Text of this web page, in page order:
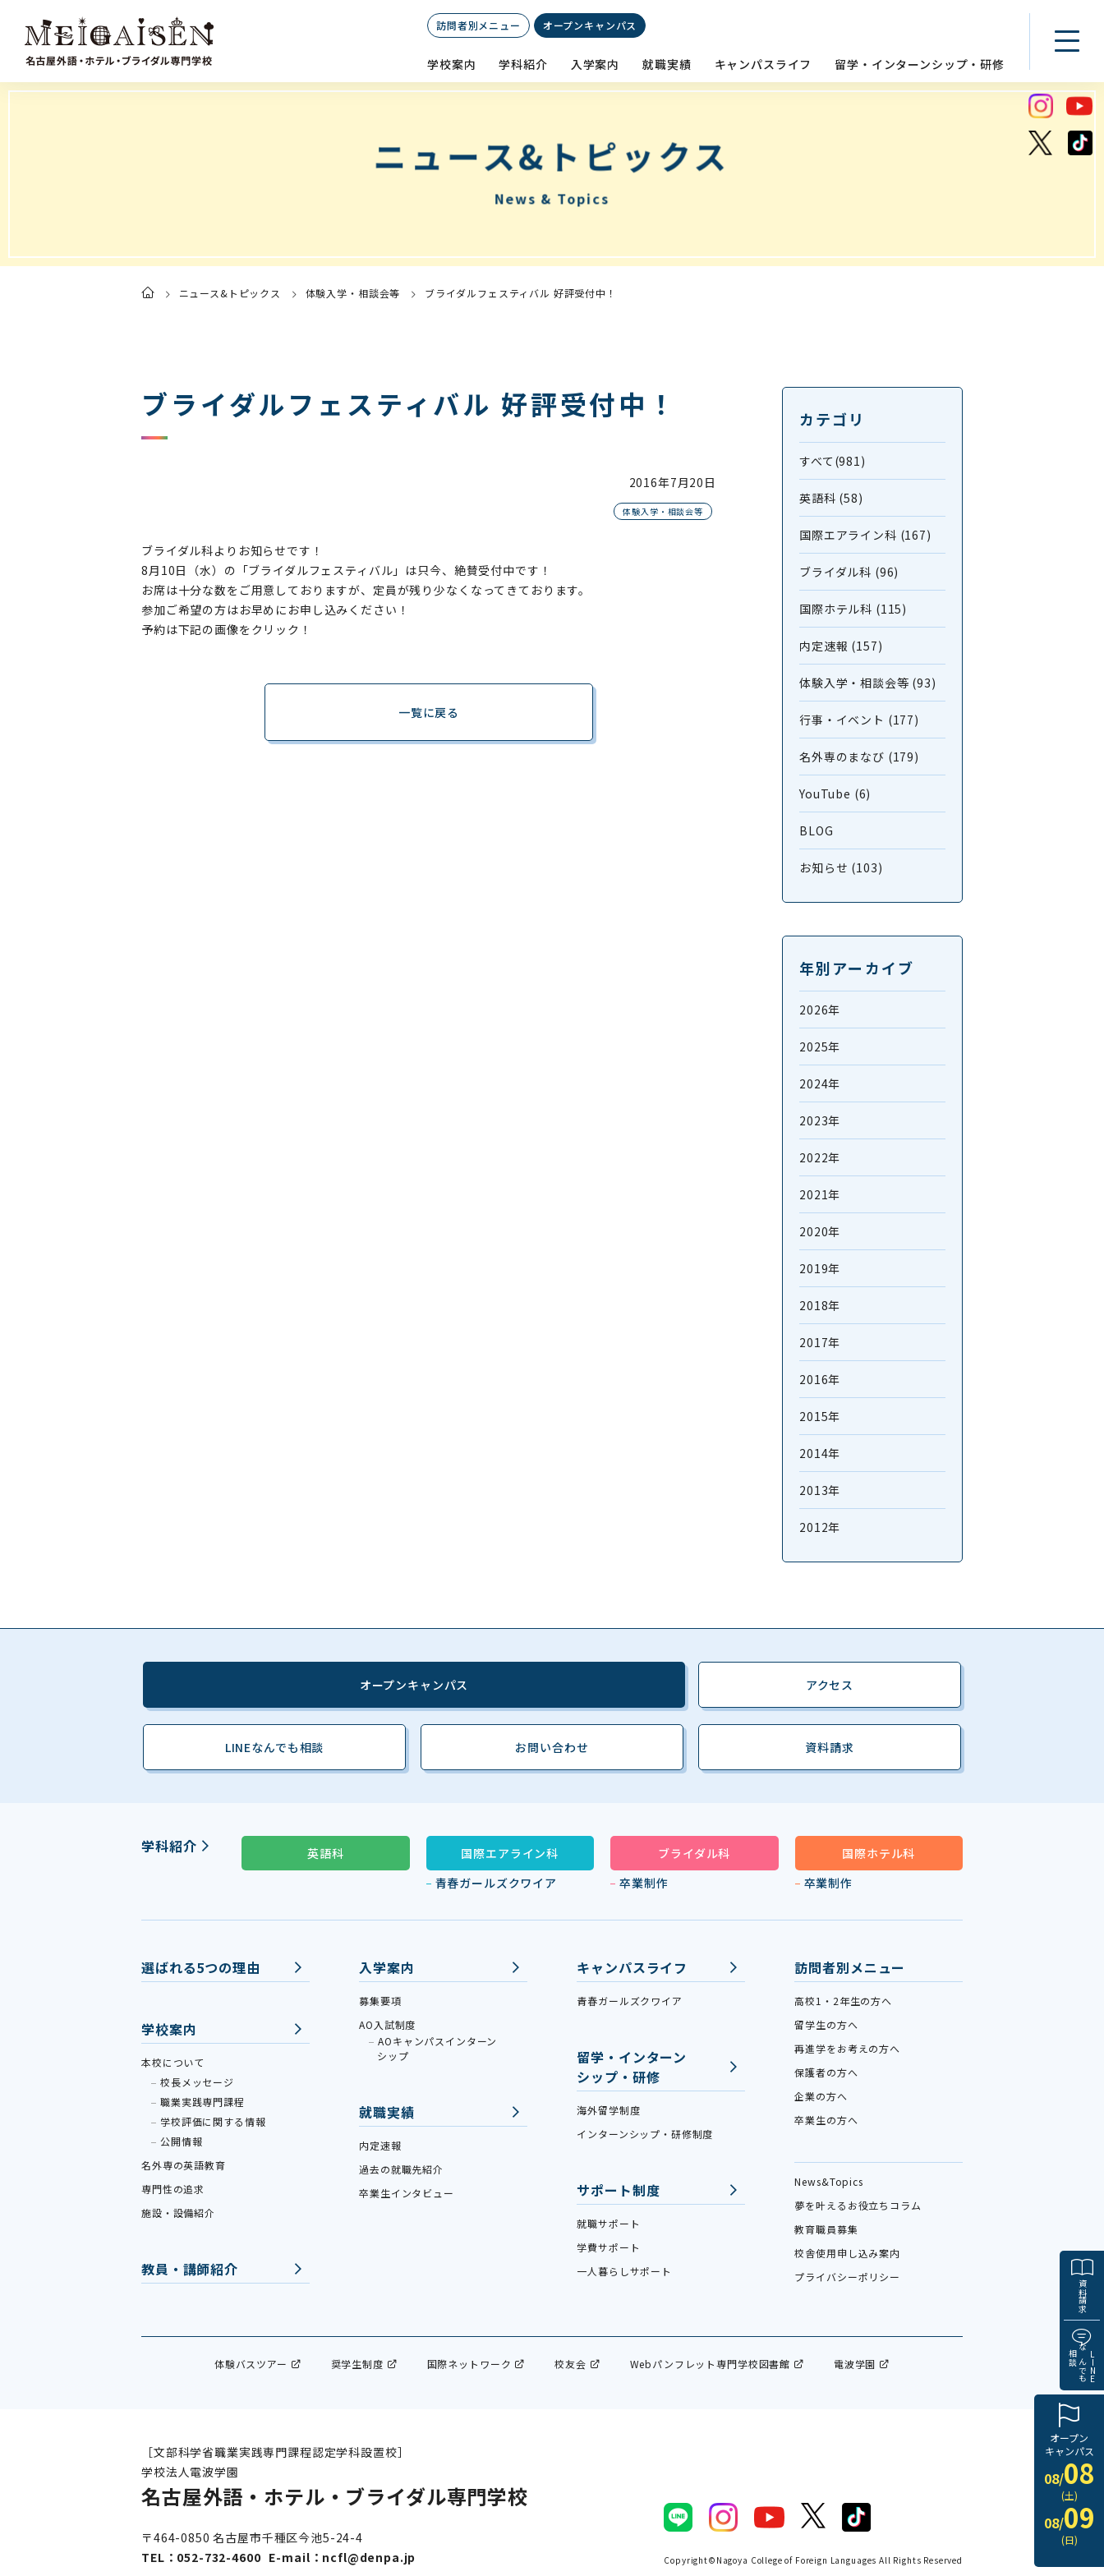
訪問者別メニュー オープンキャンパス
学校案内 学科紹介 入学案内 就職実績 キャンパスライフ 留学・インターンシップ・研修
資料請求
LINE
なんでも
相談
オープン
キャンパス
08/08
(土)
08/09
(日)
ニュース&トピックス
News & Topics
ト
ニュース&トピックス 体験入学・相談会等 ブライダルフェスティバル 好評受付中！
ブライダルフェスティバル 好評受付中！
2016年7月20日
体験入学・相談会等
ブライダル科よりお知らせです！
8月10日（水）の「ブライダルフェスティバル」は只今、絶賛受付中です！
お席は十分な数をご用意しておりますが、定員が残り少なくなってきております。
参加ご希望の方はお早めにお申し込みください！
予約は下記の画像をクリック！
一覧に戻る
カテゴリ
すべて(981)
英語科 (58)
国際エアライン科 (167)
ブライダル科 (96)
国際ホテル科 (115)
内定速報 (157)
体験入学・相談会等 (93)
行事・イベント (177)
名外専のまなび (179)
YouTube (6)
BLOG
お知らせ (103)
年別アーカイブ
2026年
2025年
2024年
2023年
2022年
2021年
2020年
2019年
2018年
2017年
2016年
2015年
2014年
2013年
2012年
オープンキャンパス アクセス
LINEなんでも相談 お問い合わせ 資料請求
学科紹介 英語科
国際エアライン科
青春ガールズクワイア
ブライダル科
卒業制作
国際ホテル科
卒業制作
選ばれる5つの理由
学校案内
本校について
校長メッセージ
職業実践専門課程
学校評価に関する情報
公開情報
名外専の英語教育
専門性の追求
施設・設備紹介
教員・講師紹介
入学案内
募集要項
AO入試制度
AOキャンパスインターン
シップ
就職実績
内定速報
過去の就職先紹介
卒業生インタビュー
キャンパスライフ
青春ガールズクワイア
留学・インターン
シップ・研修
海外留学制度
インターンシップ・研修制度
サポート制度
就職サポート
学費サポート
一人暮らしサポート
訪問者別メニュー
高校1・2年生の方へ
留学生の方へ
再進学をお考えの方へ
保護者の方へ
企業の方へ
卒業生の方へ
News&Topics
夢を叶えるお役立ちコラム
教育職員募集
校舎使用申し込み案内
プライバシーポリシー
体験バスツアー 奨学生制度 国際ネットワーク 校友会 Webパンフレット専門学校図書館 電波学園
［文部科学省職業実践専門課程認定学科設置校］
学校法人電波学園
名古屋外語・ホテル・ブライダル専門学校
〒464-0850 名古屋市千種区今池5-24-4
TEL： 052-732-4600 E-mail： ncfl@denpa.jp Copyright©Nagoya College of Foreign Languages All Rights Reserved